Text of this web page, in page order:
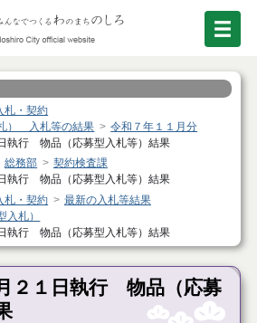
札・契約
） 入札等の結果
令和７年１１月分
執行 物品（応募型入札等）結果
総務部
契約検査課
執行 物品（応募型入札等）結果
札・契約
最新の入札等結果
札）
執行 物品（応募型入札等）結果
２１日執行 物品（応募